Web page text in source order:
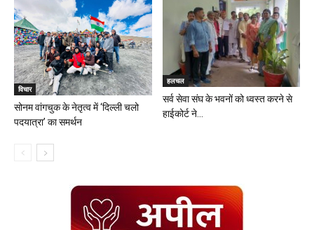
विचार
सोनम वांगचुक के नेतृत्व में ‘दिल्ली चलो
पदयात्रा’ का समर्थन
हलचल
सर्व सेवा संघ के भवनों को ध्वस्त करने से
हाईकोर्ट ने...